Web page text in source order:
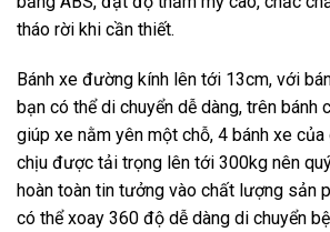
tháo rời khi cần thiết.
Bánh xe đường kính lên tới 13cm, với
bạn có thể di chuyển dễ dàng, trên bánh
giúp xe nằm yên một chỗ, 4 bánh xe
chịu được tải trọng lên tới 300kg nên
hoàn toàn tin tưởng vào chất lượng sản
có thể xoay 360 độ dễ dàng di chuyển